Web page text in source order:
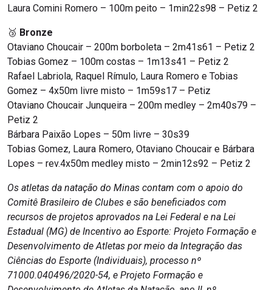
Laura Comini Romero – 100m peito – 1min22s98 – Petiz 2
🥉 Bronze
Otaviano Choucair – 200m borboleta – 2m41s61 – Petiz 2
Tobias Gomez – 100m costas – 1m13s41 – Petiz 2
Rafael Labriola, Raquel Rímulo, Laura Romero e Tobias
Gomez – 4x50m livre misto – 1m59s17 – Petiz
Otaviano Choucair Junqueira – 200m medley – 2m40s79 –
Petiz 2
Bárbara Paixão Lopes – 50m livre – 30s39
Tobias Gomez, Laura Romero, Otaviano Choucair e Bárbara
Lopes – rev.4x50m medley misto – 2min12s92 – Petiz 2
Os atletas da natação do Minas contam com o apoio do
Comitê Brasileiro de Clubes e são beneficiados com
recursos de projetos aprovados na Lei Federal e na Lei
Estadual (MG) de Incentivo ao Esporte: Projeto Formação e
Desenvolvimento de Atletas por meio da Integração das
Ciências do Esporte (Individuais), processo nº
71000.040496/2020-54, e Projeto Formação e